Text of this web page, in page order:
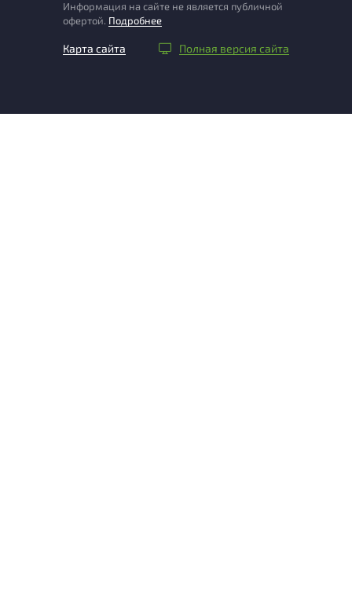
Информация на сайте не является публичной
офертой. Подробнее
Карта сайта Полная версия сайта